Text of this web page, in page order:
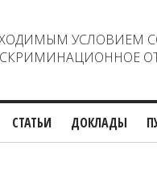
УСЛОВИЕМ
СТАТЬИ ДОКЛАДЫ